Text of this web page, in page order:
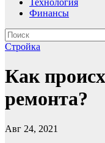
Технология
Финансы
Стройка
Как
ремонта?
Авг 24, 2021